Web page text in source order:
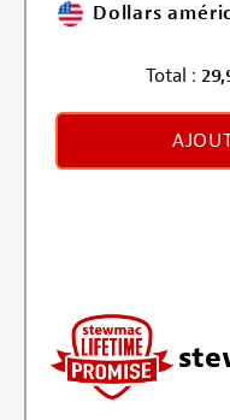
Dollars
Total :